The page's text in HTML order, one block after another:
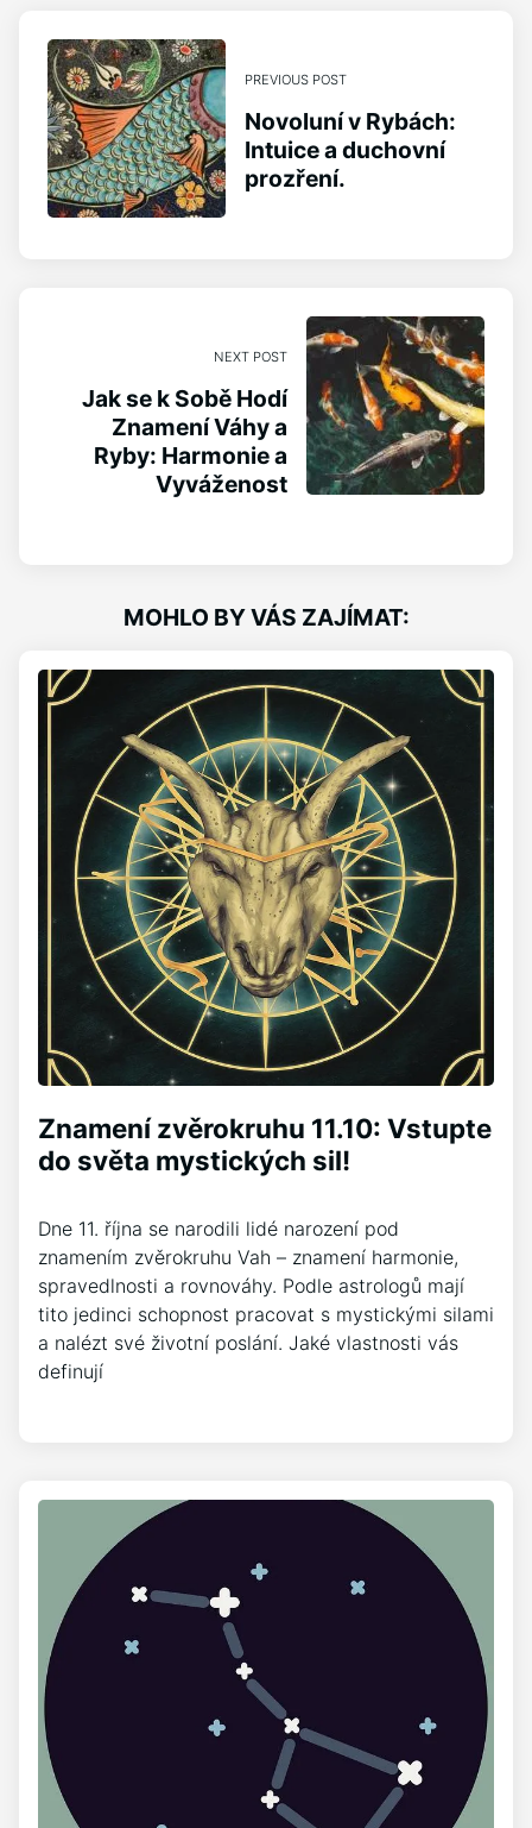
PREVIOUS POST
Novoluní v Rybách:
Intuice a duchovní
prozření.
NEXT POST
Jak se k Sobě Hodí
Znamení Váhy a
Ryby: Harmonie a
Vyváženost
MOHLO BY VÁS ZAJÍMAT:
Znamení zvěrokruhu 11.10: Vstupte
do světa mystických sil!
Dne 11. října se narodili lidé narození pod
znamením zvěrokruhu Vah – znamení harmonie,
spravedlnosti a rovnováhy. Podle astrologů mají
tito jedinci schopnost pracovat s mystickými silami
a nalézt své životní poslání. Jaké vlastnosti vás
definují